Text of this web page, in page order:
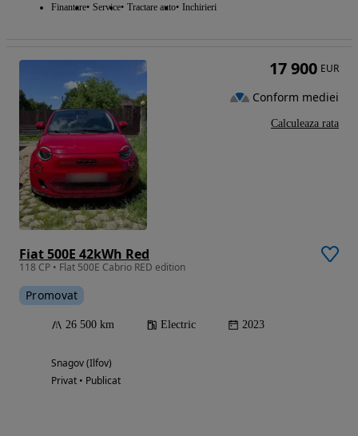
Finantare Service Tractare auto Inchirieri
Fiat 500E 42kWh Red
118 CP • Flat 500E Cabrio RED edition
Promovat
26 500 km Electric 2023
Snagov (Ilfov)
Privat • Publicat
17 900 EUR
Conform mediei
Calculeaza rata